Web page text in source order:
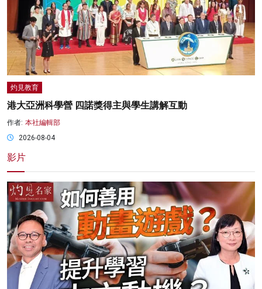
灼見教育
港大亞洲科學營 四諾獎得主與學生講解互動
作者: 本社編輯部
2026-08-04
影片